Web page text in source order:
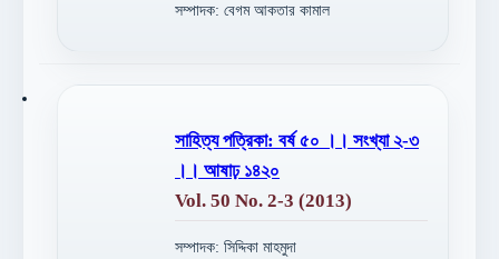
সম্পাদক: বেগম আকতার কামাল
সাহিত্য পত্রিকা: বর্ষ ৫০ ।। সংখ্যা ২-৩
।। আষাঢ় ১৪২০
Vol. 50 No. 2-3 (2013)
সম্পাদক: সিদ্দিকা মাহমুদা